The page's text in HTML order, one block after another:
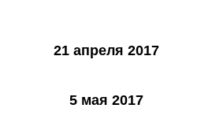
21 апреля 2017
5 мая 2017